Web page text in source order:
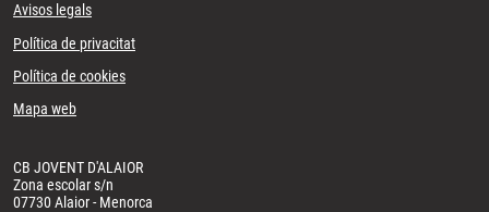
Avisos legals
Política de privacitat
Política de cookies
Mapa web
CB JOVENT D'ALAIOR
Zona escolar s/n
07730 Alaior - Menorca